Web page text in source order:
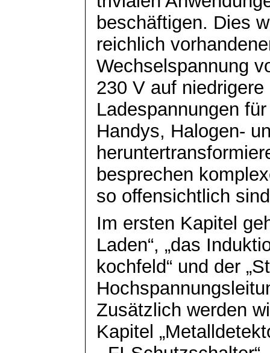
beschäftigen. Dies
reichlich
Wechselspannung
230 V auf
Ladespannungen
Handys, Halogen-
besprechen
so offensichtlich
Im ersten Kapitel
Laden“, „das
kochfeld“ und der
Zusätzlich werden
Kapitel